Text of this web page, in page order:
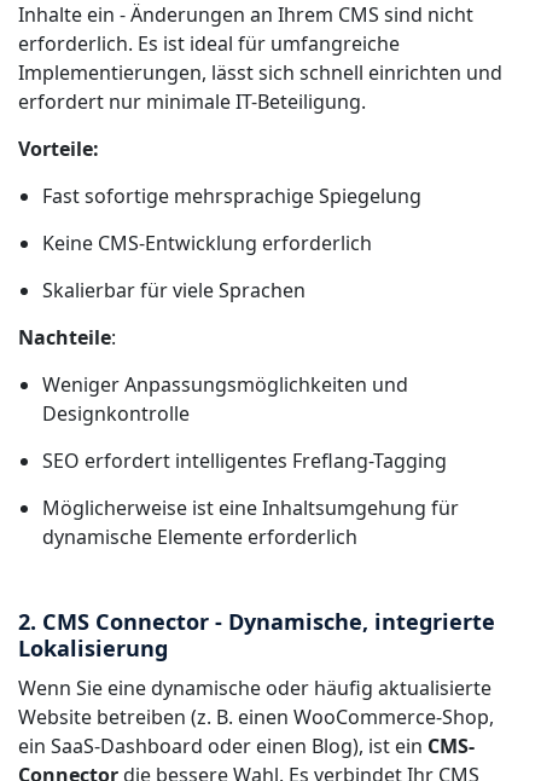
Inhalte ein - Änderungen an Ihrem CMS sind nicht
erforderlich. Es ist ideal für umfangreiche
Implementierungen, lässt sich schnell einrichten und
erfordert nur minimale IT-Beteiligung.
Vorteile:
Fast sofortige mehrsprachige Spiegelung
Keine CMS-Entwicklung erforderlich
Skalierbar für viele Sprachen
Nachteile:
Weniger Anpassungsmöglichkeiten und
Designkontrolle
SEO erfordert intelligentes Freflang-Tagging
Möglicherweise ist eine Inhaltsumgehung für
dynamische Elemente erforderlich
2. CMS Connector - Dynamische, integrierte
Lokalisierung
Wenn Sie eine dynamische oder häufig aktualisierte
Website betreiben (z. B. einen WooCommerce-Shop,
ein SaaS-Dashboard oder einen Blog), ist ein CMS-
Connectordie bessere Wahl. Es verbindet Ihr CMS